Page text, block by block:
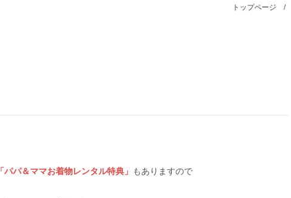
トップページ
「パパ＆ママお着物レンタル特典」 もありますので